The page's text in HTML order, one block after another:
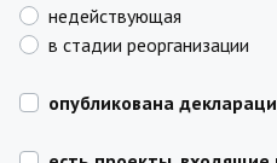
недействующая
в стадии реорганизации
опубликована